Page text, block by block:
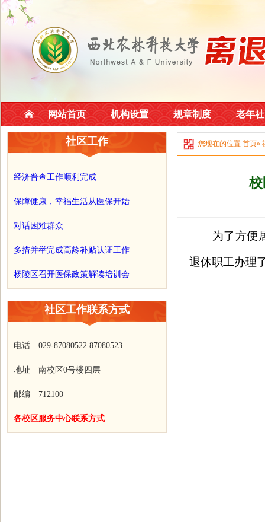
网站首页 机构设置 规章制度 老年
社区工作
经济普查工作顺利完成
保障健康，幸福生活从医保开始
对话困难群众
多措并举完成高龄补贴认证工作
杨陵区召开医保政策解读培训会
社区工作联系方式
电话 029-87080522 87080523
地址 南校区0号楼四层
邮编 712100
各校区服务中心联系方式
您现在的位置 首页»
为了方便居
退休职工办理